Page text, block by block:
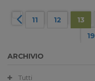
11 12 13
19
ARCHIVIO
Tutti